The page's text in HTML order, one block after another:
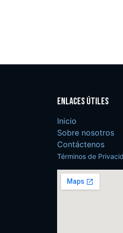
Enlaces útiles
Inicio
Sobre nosotros
Contáctenos
Términos de